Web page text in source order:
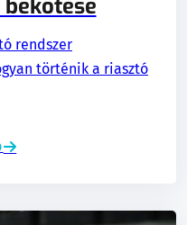
rendszer
történik a riasztó